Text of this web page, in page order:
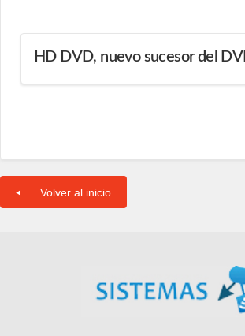
HD DVD, nuevo sucesor del
Volver al inicio